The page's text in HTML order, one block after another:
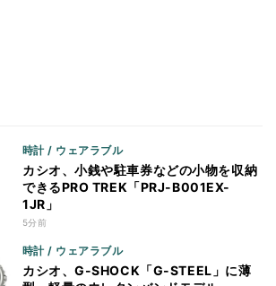
時計 / ウェアラブル
カシオ、小銭や駐車券などの小物を収納
できるPRO TREK「PRJ-B001EX-
1JR」
5分前
時計 / ウェアラブル
カシオ、G-SHOCK「G-STEEL」に薄